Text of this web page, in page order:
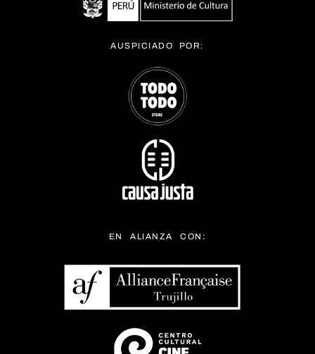
AUSPICIADO POR:
EN ALIANZA CON: